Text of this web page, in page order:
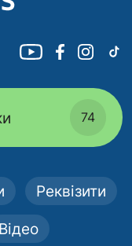
74
Реквізити
Відео